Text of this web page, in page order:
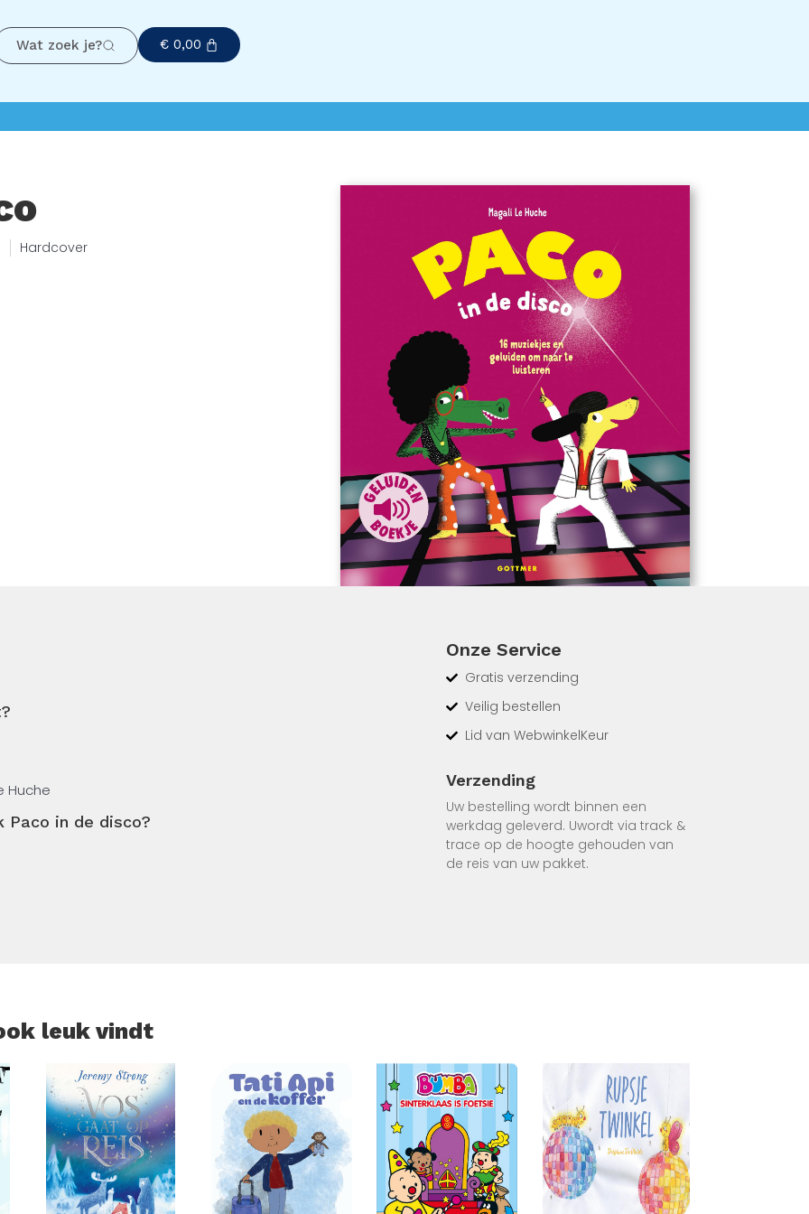
Wat zoek je? €0,00
Hardcover
Huche
Paco in de disco?
Onze Service
Gratis verzending
Veilig bestellen
Lid van WebwinkelKeur
Verzending
Uw bestelling wordt binnen een
werkdag geleverd. Uwordt via track &
trace op de hoogte gehouden van
de reis van uw pakket.
leuk vindt